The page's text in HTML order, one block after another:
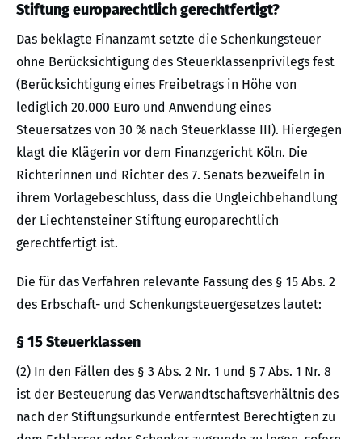
Stiftung europarechtlich gerechtfertigt?
Das beklagte Finanzamt setzte die Schenkungsteuer
ohne Berücksichtigung des Steuerklassenprivilegs fest
(Berücksichtigung eines Freibetrags in Höhe von
lediglich 20.000 Euro und Anwendung eines
Steuersatzes von 30 % nach Steuerklasse III). Hiergegen
klagt die Klägerin vor dem Finanzgericht Köln. Die
Richterinnen und Richter des 7. Senats bezweifeln in
ihrem Vorlagebeschluss, dass die Ungleichbehandlung
der Liechtensteiner Stiftung europarechtlich
gerechtfertigt ist.
Die für das Verfahren relevante Fassung des § 15 Abs. 2
des Erbschaft- und Schenkungsteuergesetzes lautet:
§ 15 Steuerklassen
(2) In den Fällen des § 3 Abs. 2 Nr. 1 und § 7 Abs. 1 Nr. 8
ist der Besteuerung das Verwandtschaftsverhältnis des
nach der Stiftungsurkunde entferntest Berechtigten zu